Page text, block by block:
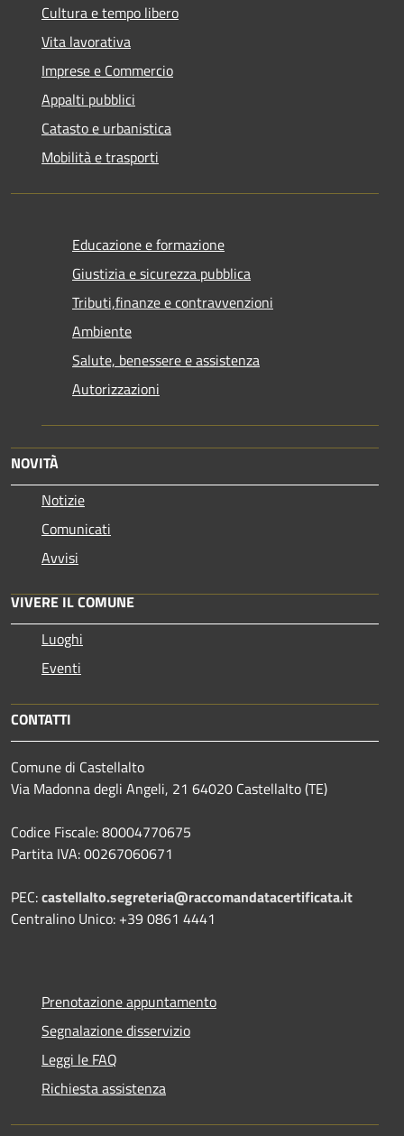
Cultura e tempo libero
Vita lavorativa
Imprese e Commercio
Appalti pubblici
Catasto e urbanistica
Mobilità e trasporti
Educazione e formazione
Giustizia e sicurezza pubblica
Tributi,finanze e contravvenzioni
Ambiente
Salute, benessere e assistenza
Autorizzazioni
NOVITÀ
Notizie
Comunicati
Avvisi
VIVERE IL COMUNE
Luoghi
Eventi
CONTATTI
Comune di Castellalto
Via Madonna degli Angeli, 21 64020 Castellalto (TE)
Codice Fiscale: 80004770675
Partita IVA: 00267060671
PEC:castellalto.segreteria@raccomandatacertificata.it
Centralino Unico: +39 0861 4441
Prenotazione appuntamento
Segnalazione disservizio
Leggi le FAQ
Richiesta assistenza